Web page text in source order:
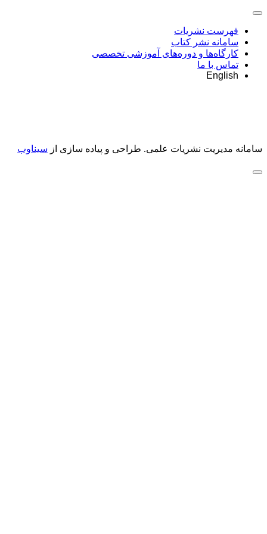
فهرست نشریات
سامانه نشر کتاب
کارگاه‌ها و دوره‌های آموزشی تخصصی
تماس با ما
English
سامانه مدیریت نشریات علمی. طراحی و پیاده سازی از سیناوب